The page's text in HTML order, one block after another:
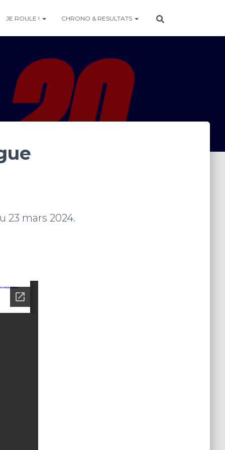
JE ROULE ! CHRONO & RESULTATS
23 mars 2024.